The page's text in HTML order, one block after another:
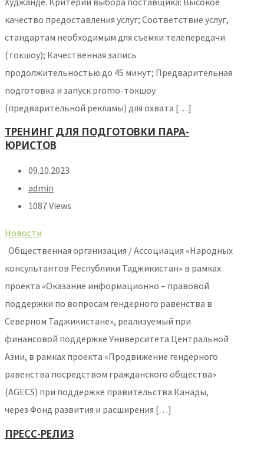
качество предоставления услуг; Соответствие услуг,
стандартам необходимым для съемки телепередачи
(токшоу); Качественная запись
продолжительностью до 45 минут; Предварительная
подготовка и запуск promo-токшоу
(предварительной рекламы) для охвата […]
ТРЕНИНГ ДЛЯ ПОДГОТОВКИ ПАРА-
ЮРИСТОВ
09.10.2023
admin
1087 Views
Новости
Общественная организация / Ассоциация «Народных
консультантов Республики Таджикистан» в рамках
проекта «Оказание информационно – правовой
поддержки по вопросам гендерного равенства в
Северном Таджикистане», реализуемый при
финансовой поддержке Университета Центральной
Азии, в рамках проекта «Продвижение гендерного
равенства посредством гражданского общества»
(AGECS) при поддержке правительства Канады,
через Фонд развития и расширения […]
ПРЕСС-РЕЛИЗ